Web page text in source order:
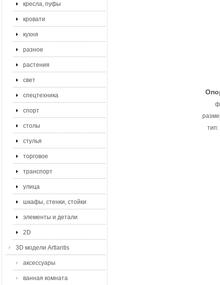
кресла, пуфы
кровати
кухня
разное
растения
свет
спецтехника
спорт
столы
стулья
торговое
транспорт
улица
шкафы, стенки, стойки
элементы и детали
2D
3D модели Artlantis
аксессуары
ванная комната
тип: